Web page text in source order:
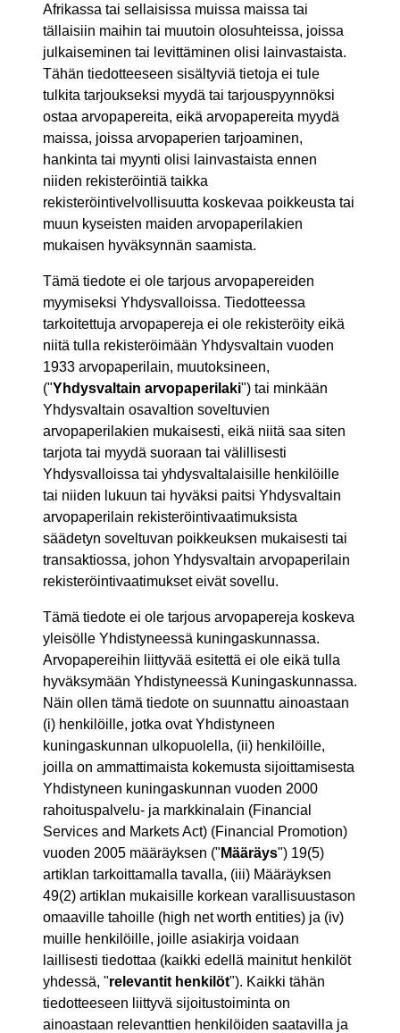
Afrikassa tai sellaisissa muissa maissa tai
tällaisiin maihin tai muutoin olosuhteissa, joissa
julkaiseminen tai levittäminen olisi lainvastaista.
Tähän tiedotteeseen sisältyviä tietoja ei tule
tulkita tarjoukseksi myydä tai tarjouspyynnöksi
ostaa arvopapereita, eikä arvopapereita myydä
maissa, joissa arvopaperien tarjoaminen,
hankinta tai myynti olisi lainvastaista ennen
niiden rekisteröintiä taikka
rekisteröintivelvollisuutta koskevaa poikkeusta tai
muun kyseisten maiden arvopaperilakien
mukaisen hyväksynnän saamista.
Tämä tiedote ei ole tarjous arvopapereiden
myymiseksi Yhdysvalloissa. Tiedotteessa
tarkoitettuja arvopapereja ei ole rekisteröity eikä
niitä tulla rekisteröimään Yhdysvaltain vuoden
1933 arvopaperilain, muutoksineen,
("Yhdysvaltain arvopaperilaki") tai minkään
Yhdysvaltain osavaltion soveltuvien
arvopaperilakien mukaisesti, eikä niitä saa siten
tarjota tai myydä suoraan tai välillisesti
Yhdysvalloissa tai yhdysvaltalaisille henkilöille
tai niiden lukuun tai hyväksi paitsi Yhdysvaltain
arvopaperilain rekisteröintivaatimuksista
säädetyn soveltuvan poikkeuksen mukaisesti tai
transaktiossa, johon Yhdysvaltain arvopaperilain
rekisteröintivaatimukset eivät sovellu.
Tämä tiedote ei ole tarjous arvopapereja koskeva
yleisölle Yhdistyneessä kuningaskunnassa.
Arvopapereihin liittyvää esitettä ei ole eikä tulla
hyväksymään Yhdistyneessä Kuningaskunnassa.
Näin ollen tämä tiedote on suunnattu ainoastaan
(i) henkilöille, jotka ovat Yhdistyneen
kuningaskunnan ulkopuolella, (ii) henkilöille,
joilla on ammattimaista kokemusta sijoittamisesta
Yhdistyneen kuningaskunnan vuoden 2000
rahoituspalvelu- ja markkinalain (Financial
Services and Markets Act) (Financial Promotion)
vuoden 2005 määräyksen (" Määräys") 19(5)
artiklan tarkoittamalla tavalla, (iii) Määräyksen
49(2) artiklan mukaisille korkean varallisuustason
omaaville tahoille (high net worth entities) ja (iv)
muille henkilöille, joille asiakirja voidaan
laillisesti tiedottaa (kaikki edellä mainitut henkilöt
yhdessä, "relevantit henkilöt"). Kaikki tähän
tiedotteeseen liittyvä sijoitustoiminta on
ainoastaan relevanttien henkilöiden saatavilla ja